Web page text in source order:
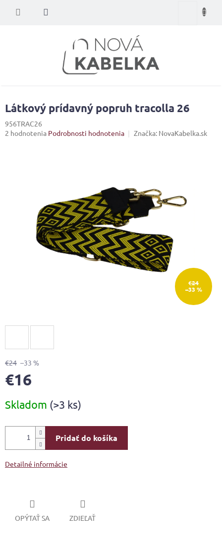
Nákupný
Látkový prídavný popruh tracolla 26
956TRAC26
Priemerné
2 hodnotenia Podrobnosti hodnotenia Značka: NovaKabelka.sk
€24
–33 %
€24 –33 %
€16
cena:
Skladom (>3 ks)
Pridať do košíka
Detailné informácie
OPÝTAŤ SA ZDIEĽAŤ